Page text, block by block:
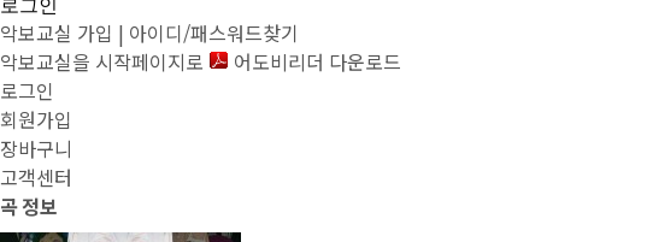
로그인
악보교실 가입 | 아이디/패스워드찾기
악보교실을 시작페이지로
어도비리더 다운로드
로그인
회원가입
장바구니
고객센터
곡정보